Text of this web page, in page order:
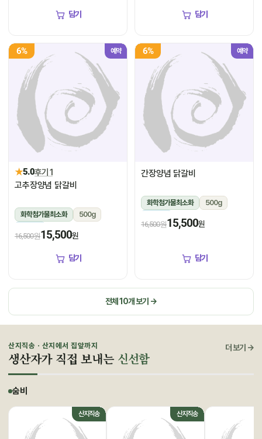
담기 담기
6% 예약
★5.0후기 1
고추장양념 닭갈비
화학첨가물최소화
500g
16,500원15,500원
담기
6% 예약
간장양념 닭갈비
화학첨가물최소화
500g
16,500원15,500원
담기
전체 10개 보기 →
산지직송 · 산지에서 집앞까지
생산자가 직접 보내는 신선함
더 보기 →
숨비
산지직송 산지직송